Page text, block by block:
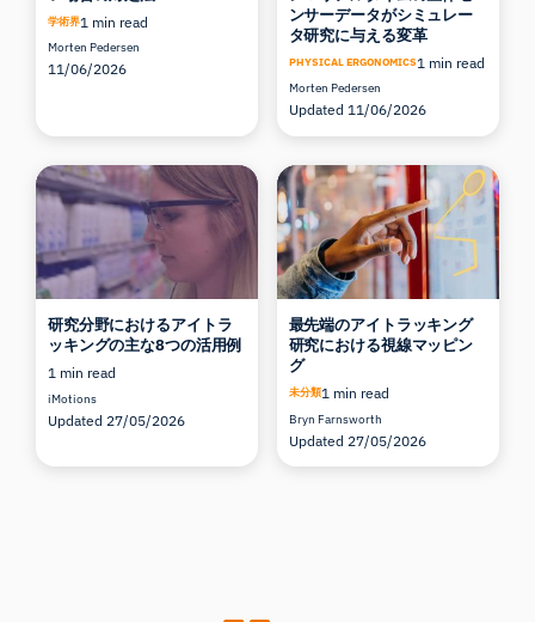
学術界1 min read
Morten Pedersen
11/06/2026
ンサーデータがシミュレー
タ研究に与える変革
PHYSICAL ERGONOMICS1 min read
Morten Pedersen
Updated 11/06/2026
研究分野におけるアイトラ
ッキングの主な8つの活用例
1 min read
iMotions
Updated 27/05/2026
最先端のアイトラッキング
研究における視線マッピン
グ
未分類1 min read
Bryn Farnsworth
Updated 27/05/2026